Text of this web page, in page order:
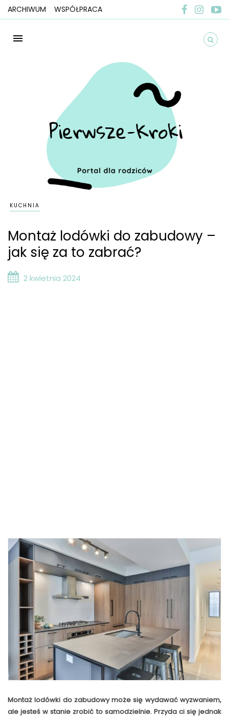
ARCHIWUM WSPÓŁPRACA
KUCHNIA
Montaż lodówki do zabudowy –
jak się za to zabrać?
2 kwietnia 2024
Montaż lodówki do zabudowy może się wydawać wyzwaniem,
ale jesteś w stanie zrobić to samodzielnie. Przyda ci się jednak